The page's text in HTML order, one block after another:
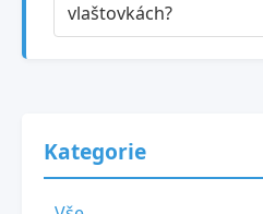
vlaštovkách?
Kategorie